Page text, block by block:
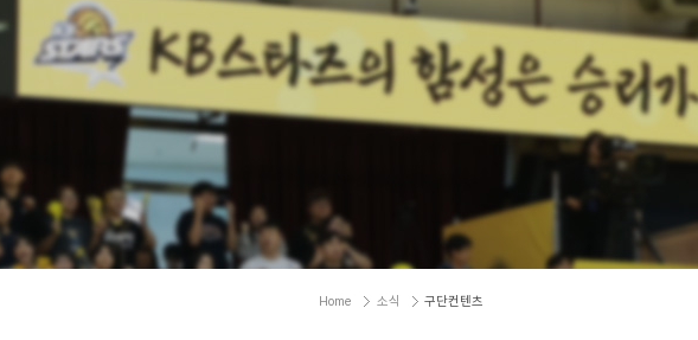
Home 소식 구단컨텐츠